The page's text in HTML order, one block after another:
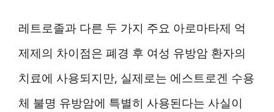
레트로졸과 다른 두 가지 주요 아로마타제 억
제제의 차이점은 폐경 후 여성 유방암 환자의
치료에 사용되지만, 실제로는 에스트로겐 수용
체 불명 유방암에 특별히 사용된다는 사실이